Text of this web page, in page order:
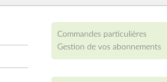
Commandes particulières
Gestion de vos abonnements